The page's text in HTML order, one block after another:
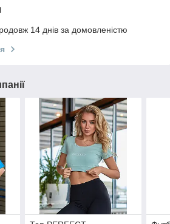
14 днів за домовленістю